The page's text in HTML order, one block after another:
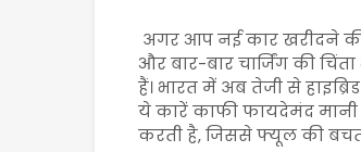
अगर आप नई कार खरीदने
और बार-बार चार्जिंग की
हैं। भारत में अब तेजी से
ये कारें काफी फायदेमंद मानी
करती है, जिससे फ्यूल की बचत